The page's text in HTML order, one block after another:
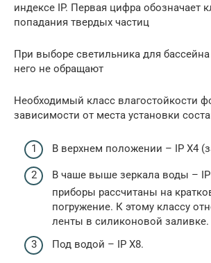
индексе IP. Первая цифра обозначает
попадания твердых частиц
При выборе светильника для
него не обращают
Необходимый класс влагостойкости
зависимости от места установки
В верхнем положении – IP X4
В чаше выше зеркала воды – IP
приборы рассчитаны на
погружение. К этому классу
ленты в силиконовой заливке.
Под водой – IP X8.